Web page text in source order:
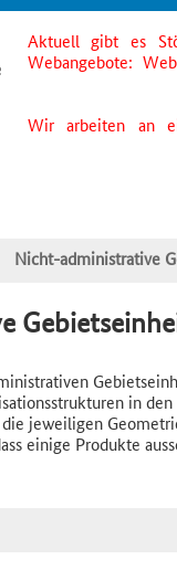
Aktuell gibt es
Webangebote:
Wir arbeiten an
Nicht-administrative
in
jeweiligen
einige Produkte